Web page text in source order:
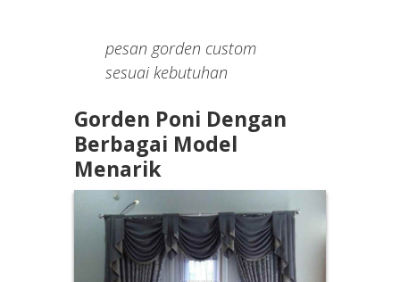
pesan gorden custom
sesuai kebutuhan
Gorden Poni Dengan
Berbagai Model
Menarik